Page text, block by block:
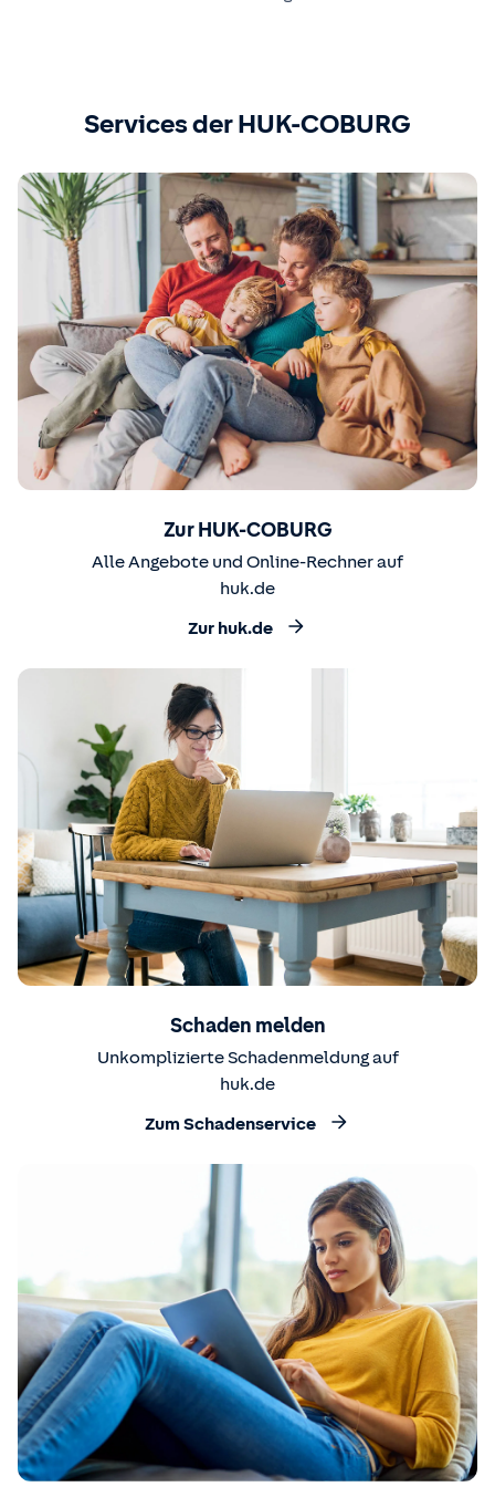
Services der HUK-COBURG
Zur HUK-COBURG
Alle Angebote und Online-Rechner auf
huk.de
Zur huk.de
Schaden melden
Unkomplizierte Schadenmeldung auf
huk.de
Zum Schadenservice